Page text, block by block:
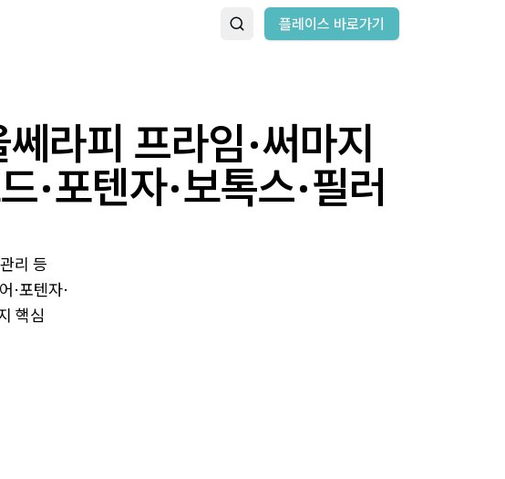
플레이스 바로가기
라피 프라임·써마지
·포텐자·보톡스·필러
리 등
·포텐자·
핵심